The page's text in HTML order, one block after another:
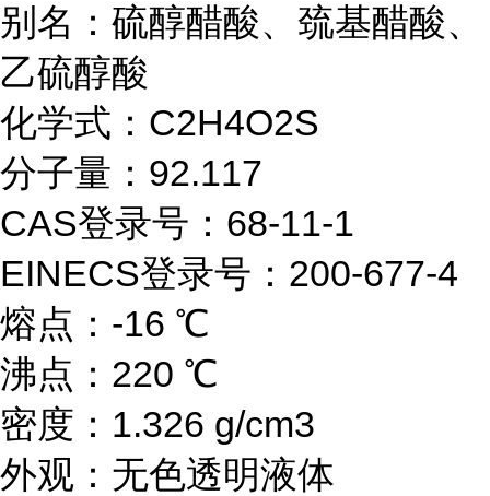
别名：硫醇醋酸、巯基醋酸、
乙硫醇酸
化学式：C2H4O2S
分子量：92.117
CAS登录号：68-11-1
EINECS登录号：200-677-4
熔点：-16 ℃
沸点：220 ℃
密度：1.326 g/cm3
外观：无色透明液体